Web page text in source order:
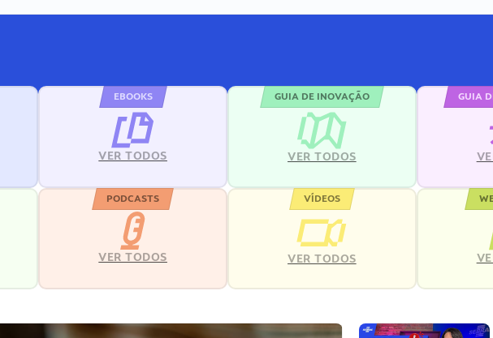
EBOOKS
VER TODOS
GUIA DE INOVAÇÃO
VER TODOS
GUIA
PODCASTS
VER TODOS
VÍDEOS
VER TODOS